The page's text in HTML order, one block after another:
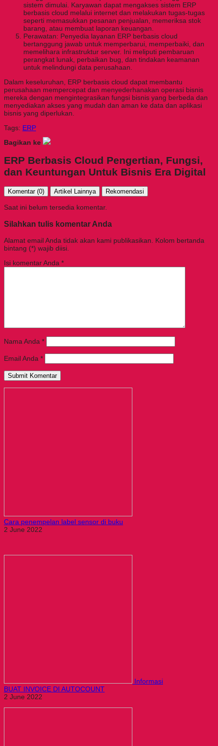
sistem dimulai. Karyawan dapat mengakses sistem ERP
berbasis cloud melalui internet dan melakukan tugas-tugas
seperti memasukkan pesanan penjualan, memeriksa stok
barang, atau membuat laporan keuangan.
Perawatan: Penyedia layanan ERP berbasis cloud
bertanggung jawab untuk memperbarui, memperbaiki, dan
memelihara infrastruktur server. Ini meliputi pembaruan
perangkat lunak, perbaikan bug, dan tindakan keamanan
untuk melindungi data perusahaan.
Dalam keseluruhan, ERP berbasis cloud dapat membantu
perusahaan mempercepat dan menyederhanakan operasi bisnis
mereka dengan mengintegrasikan fungsi bisnis yang berbeda dan
menyediakan akses yang mudah dan aman ke data dan aplikasi
bisnis yang diperlukan.
Tags: ERP
Bagikan ke
ERP Berbasis Cloud Pengertian, Fungsi,
dan Keuntungan Untuk Bisnis Era Digital
Komentar (0) Artikel Lainnya Rekomendasi
Saat ini belum tersedia komentar.
Silahkan tulis komentar Anda
Alamat email Anda tidak akan kami publikasikan. Kolom bertanda
bintang (*) wajib diisi.
Isi komentar Anda *
Nama Anda *
Email Anda *
Cara penempelan label sensor di buku
2 June 2022
Informasi
BUAT INVOICE DI AUTOCOUNT
2 June 2022